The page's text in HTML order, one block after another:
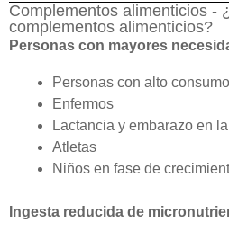
Complementos alimenticios -
complementos alimenticios?
Personas con mayores
Personas con alto
Enfermos
Lactancia y embarazo en
Atletas
Niños en fase de
Ingesta reducida de